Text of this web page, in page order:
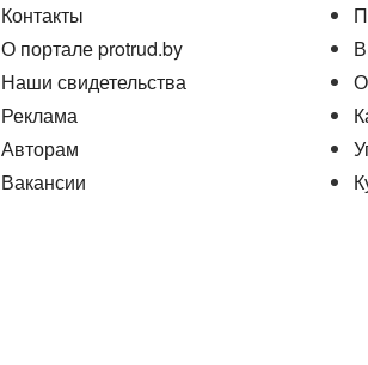
Контакты
О портале protrud.by
Наши свидетельства
Реклама
Авторам
Вакансии